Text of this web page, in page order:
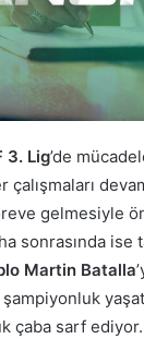
3. Lig’de
çalışmaları
gelmesiyle
sonrasında ise
Martin Batalla
çaba sarf ediyor.